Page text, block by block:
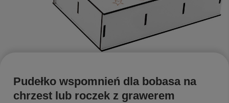
Pudełko wspomnień dla bobasa na
chrzest lub roczek z grawerem